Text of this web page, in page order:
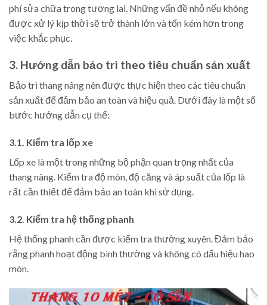
phí sửa chữa trong tương lai. Những vấn đề nhỏ nếu không
được xử lý kịp thời sẽ trở thành lớn và tốn kém hơn trong
việc khắc phục.
3. Hướng dẫn bảo trì theo tiêu chuẩn sản xuất
Bảo trì thang nâng nên được thực hiện theo các tiêu chuẩn
sản xuất để đảm bảo an toàn và hiệu quả. Dưới đây là một số
bước hướng dẫn cụ thể:
3.1. Kiểm tra lốp xe
Lốp xe là một trong những bộ phận quan trọng nhất của
thang nâng. Kiểm tra độ mòn, độ căng và áp suất của lốp là
rất cần thiết để đảm bảo an toàn khi sử dụng.
3.2. Kiểm tra hệ thống phanh
Hệ thống phanh cần được kiểm tra thường xuyên. Đảm bảo
rằng phanh hoạt động bình thường và không có dấu hiệu hao
mòn.